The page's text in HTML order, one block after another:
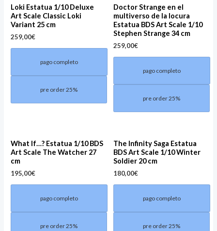
Loki Estatua 1/10 Deluxe
Art Scale Classic Loki
Variant 25 cm
259,00€
pago completo
pre order 25%
Doctor Strange en el
multiverso de la locura
Estatua BDS Art Scale 1/10
Stephen Strange 34 cm
259,00€
pago completo
pre order 25%
What If…? Estatua 1/10 BDS
Art Scale The Watcher 27
cm
195,00€
pago completo
pre order 25%
The Infinity Saga Estatua
BDS Art Scale 1/10 Winter
Soldier 20 cm
180,00€
pago completo
pre order 25%